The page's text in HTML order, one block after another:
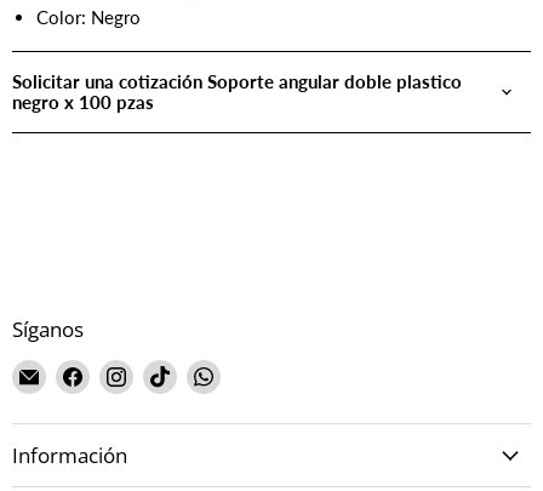
Color: Negro
Solicitar una cotización Soporte angular doble plastico
negro x 100 pzas
Síganos
Encuéntrenos
Correo
electrónico
Encuéntrenos
Facebook
Encuéntrenos
Instagram
Encuéntrenos
TikTok
Encuéntrenos
WhatsApp
Información